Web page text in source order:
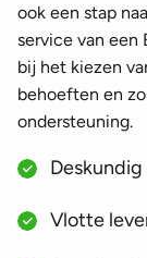
ook een stap
service van een
bij het kiezen
behoeften en
ondersteuning.
Vlotte